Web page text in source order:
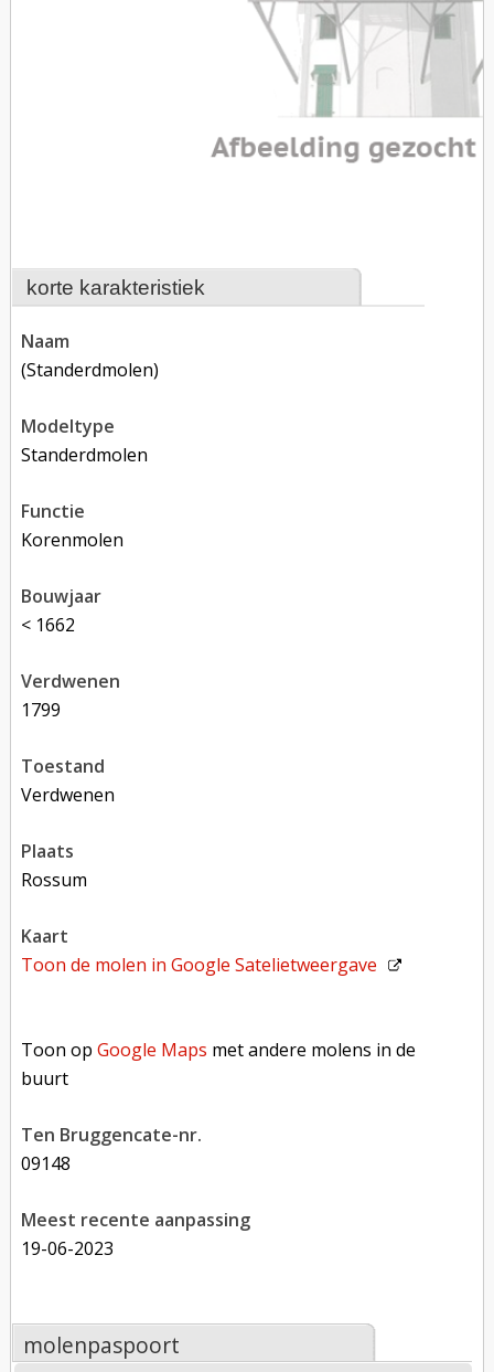
korte karakteristiek
naam
(standerdmolen)
modeltype
Standerdmolen
functie
korenmolen
bouwjaar
< 1662
verdwenen
1799
toestand
verdwenen
plaats
Rossum
kaart
Toon de molen inGoogle Satelietweergave
Toon opGoogle Maps met andere molens in de
buurt
Ten Bruggencate-nr.
09148
Meest recente aanpassing
19-06-2023
molenpaspoort